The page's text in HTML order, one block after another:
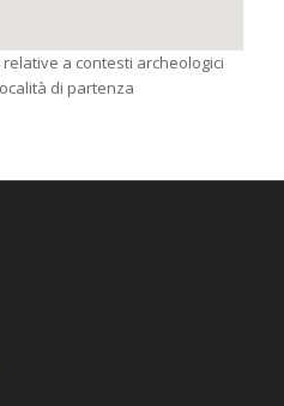
a contesti archeologici
di partenza